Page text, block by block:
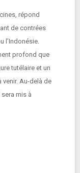
répond
de contrées
l’Indonésie.
profond que
tutélaire et un
Au-delà de
sera mis à